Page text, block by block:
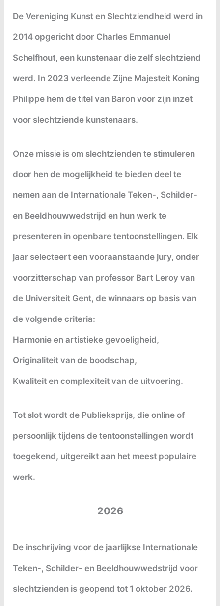
De Vereniging Kunst en Slechtziendheid werd in
2014 opgericht door Charles Emmanuel
Schelfhout, een kunstenaar die zelf slechtziend
werd. In 2023 verleende Zijne Majesteit Koning
Philippe hem de titel van Baron voor zijn inzet
voor slechtziende kunstenaars.
Onze missie is om slechtzienden te stimuleren
door hen de mogelijkheid te bieden deel te
nemen aan de Internationale Teken-, Schilder-
en Beeldhouwwedstrijd en hun werk te
presenteren in openbare tentoonstellingen. Elk
jaar selecteert een vooraanstaande jury, onder
voorzitterschap van professor Bart Leroy van
de Universiteit Gent, de winnaars op basis van
de volgende criteria:
Harmonie en artistieke gevoeligheid,
Originaliteit van de boodschap,
Kwaliteit en complexiteit van de uitvoering.
Tot slot wordt de Publieksprijs, die online of
persoonlijk tijdens de tentoonstellingen wordt
toegekend, uitgereikt aan het meest populaire
werk.
2026
De inschrijving voor de jaarlijkse Internationale
Teken-, Schilder- en Beeldhouwwedstrijd voor
slechtzienden is geopend tot 1 oktober 2026.